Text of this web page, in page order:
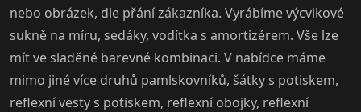
nebo obrázek, dle přání zákazníka. Vyrábíme výcvikové
sukně na míru, sedáky, vodítka s amortizérem. Vše lze
mít ve sladěné barevné kombinaci. V nabídce máme
mimo jiné více druhů pamlskovníků, šátky s potiskem,
reflexní vesty s potiskem, reflexní obojky, reflexní